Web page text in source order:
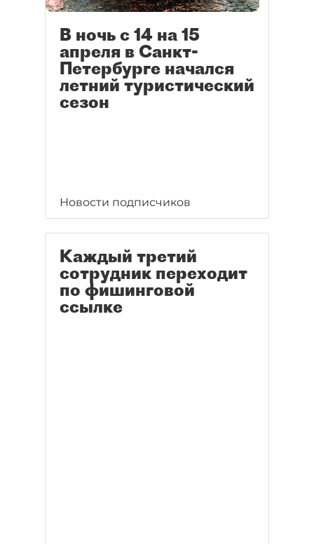
В ночь с 14 на 15
апреля в Санкт-
Петербурге начался
летний туристический
сезон
Новости подписчиков
Каждый третий
сотрудник переходит
по фишинговой
ссылке